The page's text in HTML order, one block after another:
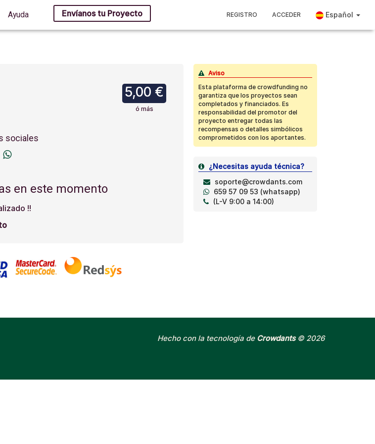
Ayuda Envíanos tu Proyecto REGISTRO ACCEDER Español
5,00 €
ó más
sociales
en este momento
!!
Aviso
Esta plataforma de crowdfunding no
garantiza que los proyectos sean
completados y financiados. Es
responsabilidad del promotor del
proyecto entregar todas las
recompensas o detalles simbólicos
comprometidos con los aportantes.
¿Necesitas ayuda técnica?
soporte@crowdants.com
659 57 09 53 (whatsapp)
(L-V 9:00 a 14:00)
Hecho con la tecnología de Crowdants© 2026